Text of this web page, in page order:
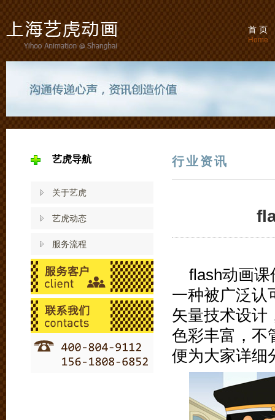
首 页
Home
艺虎导航
关于艺虎
艺虎动态
服务流程
行业资讯
flash动画
一种被广泛认
矢量技术设计
色彩丰富，不
便为大家详细